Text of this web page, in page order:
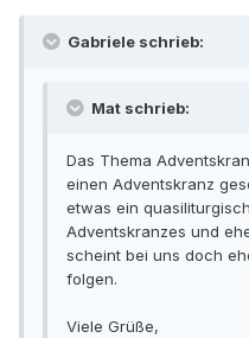
Gabriele schrieb:
Mat schrieb:
Das Thema
einen Adventskranz
etwas ein
Adventskranzes und
scheint bei uns doch
folgen.
Viele Grüße,